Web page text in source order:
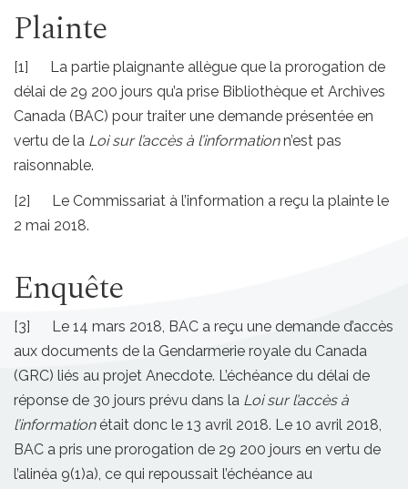
Plainte
[1] La partie plaignante allègue que la prorogation de
délai de 29 200 jours qu’a prise Bibliothèque et Archives
Canada (BAC) pour traiter une demande présentée en
vertu de la Loi sur l’accès à l’informationn’est pas
raisonnable.
[2] Le Commissariat à l’information a reçu la plainte le
2 mai 2018.
Enquête
[3] Le 14 mars 2018, BAC a reçu une demande d’accès
aux documents de la Gendarmerie royale du Canada
(GRC) liés au projet Anecdote. L’échéance du délai de
réponse de 30 jours prévu dans la Loi sur l’accès à
l’informationétait donc le 13 avril 2018. Le 10 avril 2018,
BAC a pris une prorogation de 29 200 jours en vertu de
l’alinéa 9(1)a), ce qui repoussait l’échéance au